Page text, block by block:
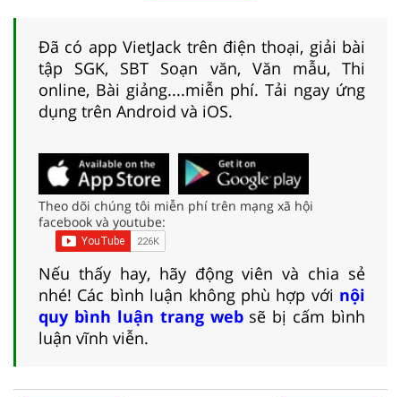
Đã có app VietJack trên điện thoại, giải bài
tập SGK, SBT Soạn văn, Văn mẫu, Thi
online, Bài giảng....miễn phí. Tải ngay ứng
dụng trên Android và iOS.
Theo dõi chúng tôi miễn phí trên mạng xã hội
facebook và youtube:
Nếu thấy hay, hãy động viên và chia sẻ
nhé! Các bình luận không phù hợp với nội
quy bình luận trang websẽ bị cấm bình
luận vĩnh viễn.